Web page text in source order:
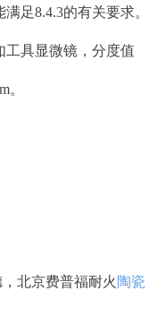
足8.4.3的有关要求。
工具显微镜，分度值
。
北京费普福耐火 陶瓷